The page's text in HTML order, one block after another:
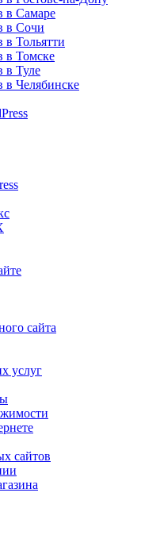
в Самаре
в Сочи
Тольятти
в Томске
в Туле
в Челябинске
сайта
услуг
сайтов